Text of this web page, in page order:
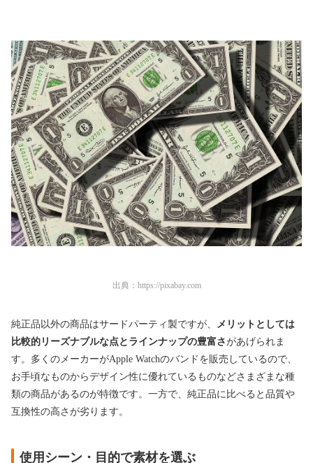
出典： https://pixabay.com
純正品以外の商品はサードパーティ製ですが、
メリットとしては
比較的リーズナブルな点とラインナップの豊富さがあげられま
す。多くのメーカーがApple Watchのバンドを販売しているので、
お手頃なものからデザイン性に優れているものなどさまざまな種
類の商品があるのが特徴です。一方で、純正品に比べると品質や
互換性の高さが劣ります。
使用シーン・目的で素材を選ぶ